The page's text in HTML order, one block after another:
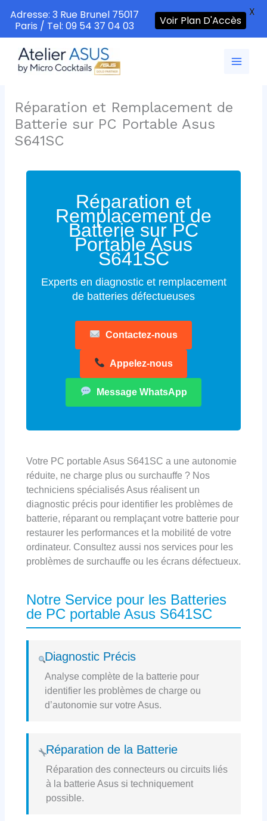
contenu
Réparation et Remplacement de
Batterie sur PC Portable Asus
S641SC
Réparation et
Remplacement de
Batterie sur PC
Portable Asus
S641SC
Experts en diagnostic et remplacement
de batteries défectueuses
Contactez-nous
Appelez-nous
Message WhatsApp
Votre PC portable Asus S641SC a une autonomie
réduite, ne charge plus ou surchauffe ? Nos
techniciens spécialisés Asus réalisent un
diagnostic précis pour identifier les problèmes de
batterie, réparant ou remplaçant votre batterie pour
restaurer les performances et la mobilité de votre
ordinateur. Consultez aussi nos services pour les
problèmes de surchauffe ou les écrans défectueux.
Notre Service pour les Batteries
de PC portable Asus S641SC
Diagnostic Précis
Analyse complète de la batterie pour
identifier les problèmes de charge ou
d’autonomie sur votre Asus.
Réparation de la Batterie
Réparation des connecteurs ou circuits liés
à la batterie Asus si techniquement
possible.
Adresse: 3 Rue Brunel 75017
Paris / Tel: 09 54 37 04 03
Voir Plan D'Accès
X